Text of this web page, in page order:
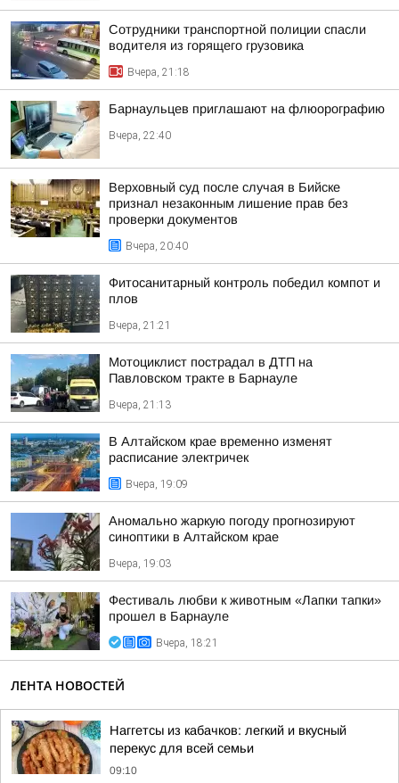
Сотрудники транспортной полиции спасли
водителя из горящего грузовика
Вчера, 21:18
Барнаульцев приглашают на флюорографию
Вчера, 22:40
Верховный суд после случая в Бийске
признал незаконным лишение прав без
проверки документов
Вчера, 20:40
Фитосанитарный контроль победил компот и
плов
Вчера, 21:21
Мотоциклист пострадал в ДТП на
Павловском тракте в Барнауле
Вчера, 21:13
В Алтайском крае временно изменят
расписание электричек
Вчера, 19:09
Аномально жаркую погоду прогнозируют
синоптики в Алтайском крае
Вчера, 19:03
Фестиваль любви к животным «Лапки тапки»
прошел в Барнауле
Вчера, 18:21
ЛЕНТА НОВОСТЕЙ
Наггетсы из кабачков: легкий и вкусный
перекус для всей семьи
09:10